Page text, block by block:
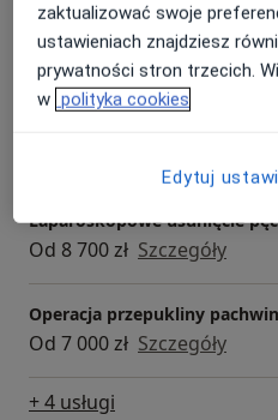
Konsultacja chirurga
350 zł Szczegóły
Laparoskopowe usunięcie
Od 8 700 zł Szczegóły
Operacja przepukliny
Od 7 000 zł Szczegóły
+ 4 usługi
zaktualizować swoje
ustawieniach znajdziesz
prywatności stron trzecich.
w polityka cookies
Edytuj